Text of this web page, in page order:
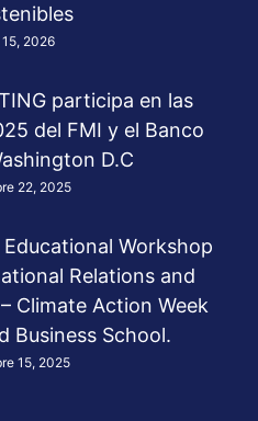
2026
participa en las
del FMI y el Banco
D.C
22, 2025
Workshop
Relations and
Climate Action Week
Business School.
15, 2025